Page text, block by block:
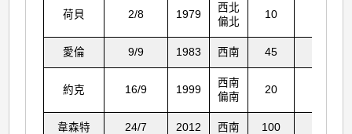
荷貝 2/8 1979
西北
偏北
10
愛倫 9/9 1983 西南 45
約克 16/9 1999
西南
偏南
20
韋森特 24/7 2012 西南 100